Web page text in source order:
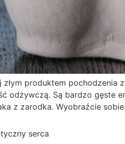
produktem
odżywczą. Są bardzo gęste
z zarodka. Wyobraźcie
serca